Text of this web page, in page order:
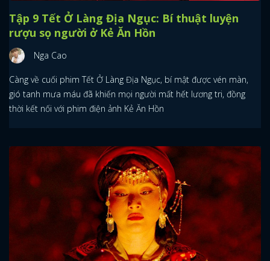
Tập 9 Tết Ở Làng Địa Ngục: Bí thuật luyện
rượu sọ người ở Kẻ Ăn Hồn
Nga Cao
Càng về cuối phim Tết Ở Làng Địa Ngục, bí mật được vén màn,
gió tanh mưa máu đã khiến mọi người mất hết lương tri, đồng
thời kết nối với phim điện ảnh Kẻ Ăn Hồn